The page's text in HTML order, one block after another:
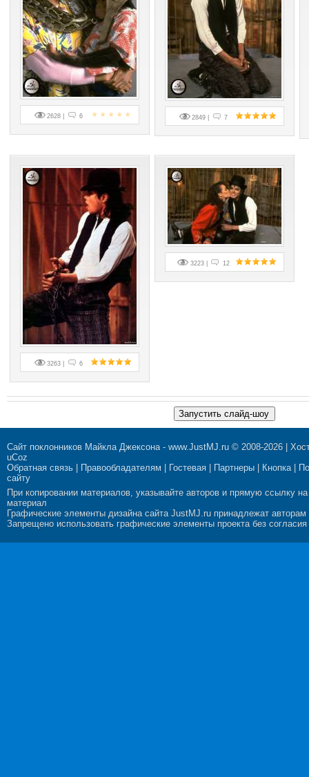
2628 | 6 2849 | 7
3263 | 6
3223 | 12
Сайт поклонников Майкла Джексона - www.JustMJ.ru © 2008-2026 |
uCoz
Обратная связь | Правообладателям | Гостевая | Партнеры | Кнопка |
сайту
При копировании материалов, указывайте авторов и прямую ссылку на
материал
Графические элементы дизайна сайта JustMJ.ru принадлежат авторам
Запрещено использовать графические элементы проекта без согласия